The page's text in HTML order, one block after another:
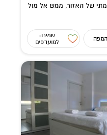
של האזור, ממש אל מול
שמירה
למועדפים